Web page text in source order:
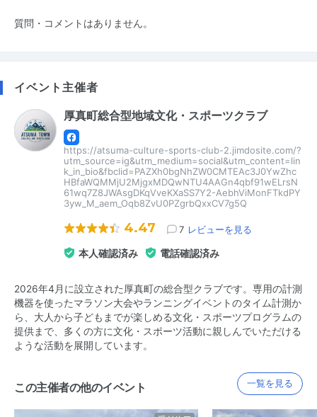
質問・コメントはありません。
イベント主催者
厚真町総合型地域文化・スポーツクラブ
https://atsuma-culture-sports-club-2.jimdosite.com/?
utm_source=ig&utm_medium=social&utm_content=lin
k_in_bio&fbclid=PAZXh0bgNhZW0CMTEAc3J0YwZhc
HBfaWQMMjU2MjgxMDQwNTU4AAGn4qbf91wELrsN
61wq7Z8JWAsgDKqVveKXaSS7Y2-AebhViMonFTkdPY
3yw_M_aem_Oqb8ZvU0PZgrbQxxCV7g5Q
4.47 7 レビューを見る
本人確認済み 電話確認済み
2026年4月に設立された厚真町の総合型クラブです。専用の計測
機器を使ったマラソン大会やランニングイベントのタイム計測か
ら、大人から子どもまでが楽しめる文化・スポーツプログラムの
提供まで、多くの方に文化・スポーツ活動に親しんでいただける
ような活動を展開しています。
この主催者の他のイベント 一覧を見る